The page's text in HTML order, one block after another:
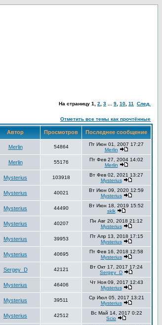
На страницу 1 2 3 9 10 11 След.
Отметить все темы как прочтённые
Автор Просмотров Последнее сообщение
Merlin 54864
Пт Июн 01, 2007 17:27
Merlin
Merlin 55176
Пт Фев 27, 2004 14:02
Merlin
Mysterius 103918
Вт Фев 02, 2021 13:27
Mysterius
Mysterius 40021
Вт Июн 09, 2020 12:59
Mysterius
Mysterius 44490
Вт Июн 18, 2019 15:52
sklk
Mysterius 40207
Пн Авг 20, 2018 21:12
Mysterius
Mysterius 39953
Пт Апр 13, 2018 17:15
Mysterius
Mysterius 40695
Пт Фев 16, 2018 12:58
Mysterius
Sergey_D 42121
Вт Окт 17, 2017 17:24
Sergey_D
Mysterius 46406
Чт Ноя 09, 2017 12:43
Mysterius
Mysterius 39511
Ср Июл 05, 2017 13:21
Mysterius
Mysterius 42512
Вс Май 14, 2017 0:22
Scio